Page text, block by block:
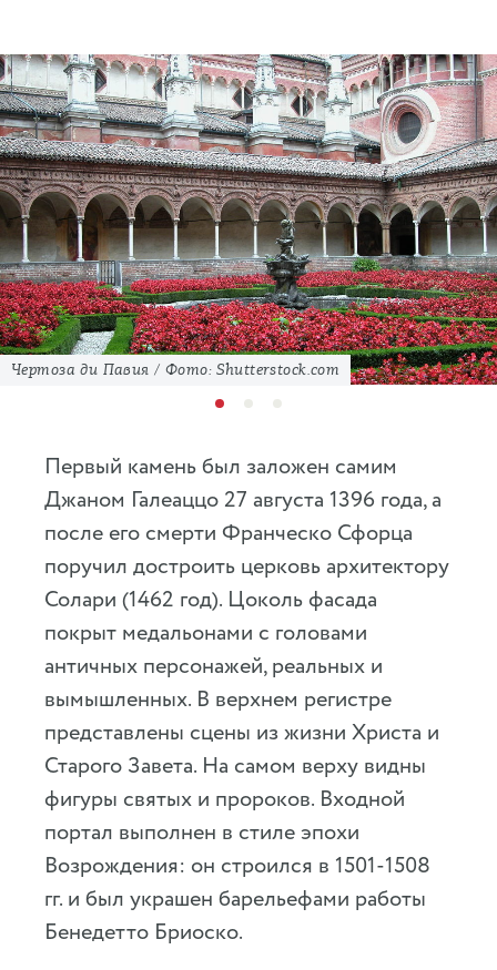
Чертоза ди Павия / Фото: Shutterstock.com
Первый камень был заложен самим
Джаном Галеаццо 27 августа 1396 года, а
после его смерти Франческо Сфорца
поручил достроить церковь архитектору
Солари (1462 год). Цоколь фасада
покрыт медальонами с головами
античных персонажей, реальных и
вымышленных. В верхнем регистре
представлены сцены из жизни Христа и
Старого Завета. На самом верху видны
фигуры святых и пророков. Входной
портал выполнен в стиле эпохи
Возрождения: он строился в 1501-1508
гг. и был украшен барельефами работы
Бенедетто Бриоско.